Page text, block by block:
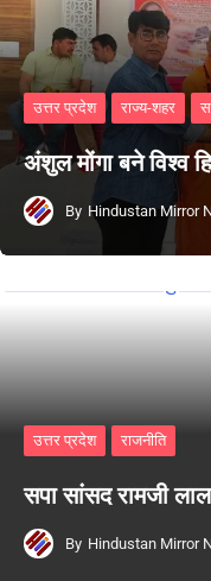
उत्तर प्रदेश राज्य-शहर
अंशुल मोंगा बने विश्व
By Hindustan Mirror
उत्तर प्रदेश राजनीति
सपा सांसद रामजी
By Hindustan Mirror